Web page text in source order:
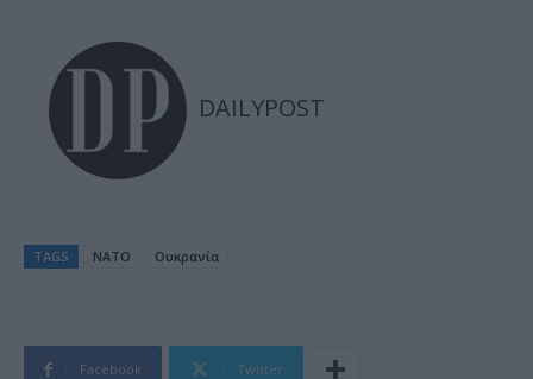
DAILYPOST
TAGS ΝΑΤΟ Ουκρανία
Facebook Twitter